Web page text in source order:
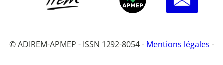
© ADIREM-APMEP - ISSN 1292-8054 - Mentions légales -